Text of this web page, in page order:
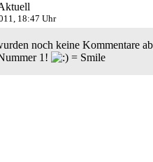
18:47 Uhr
noch keine Kommentare
1!